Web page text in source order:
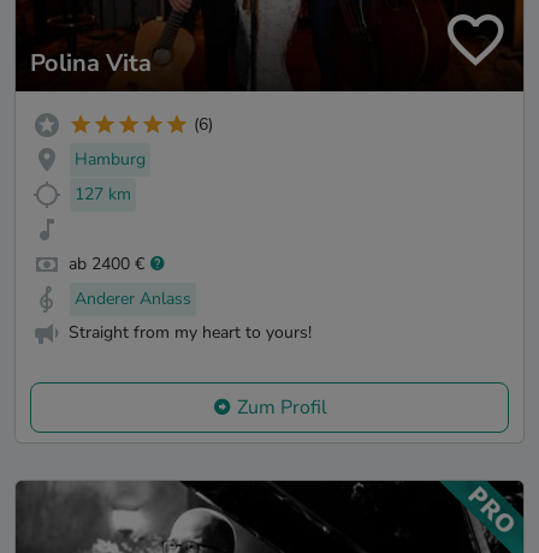
Polina Vita
(6)
Hamburg
127 km
ab 2400 €
Anderer Anlass
Straight from my heart to yours!
Zum Profil